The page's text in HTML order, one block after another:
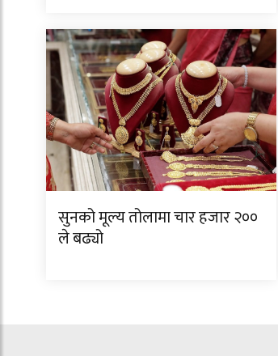
सुनको मूल्य तोलामा चार हजार २००
ले बढ्यो